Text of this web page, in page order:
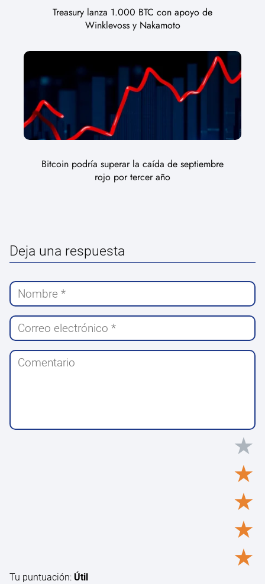
Treasury lanza 1.000 BTC con apoyo de
Winklevoss y Nakamoto
Bitcoin podría superar la caída de septiembre
rojo por tercer año
Deja una respuesta
★
★
★
★
★
Tu puntuación: Útil